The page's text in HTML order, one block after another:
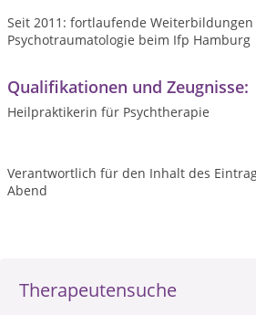
Therapeutensuche
Seit 2011: fortlaufende Weiterbildungen
Psychotraumatologie beim Ifp Hamburg
Qualifikationen und Zeugnisse:
Heilpraktikerin für Psychtherapie
Verantwortlich für den Inhalt des
Abend